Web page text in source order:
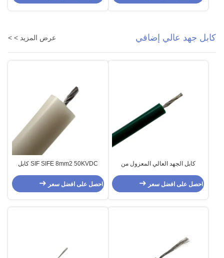
كابل جهد عالي إضافي عرض المزيد > >
كابل الجهد العالي المعزول من
احصل على افضل سعر
SIF SIFE 8mm2 50KVDC كابل
UL3239
احصل على افضل سعر